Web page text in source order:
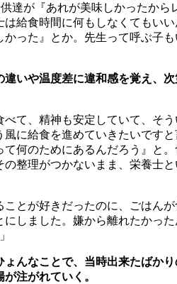
達が『あれが美味しかったから
給食時間に何もしなくてもい
った』とか。先生って呼ぶ子
いや温度差に違和感を覚え、
て、精神も安定していて、そ
に給食を進めていきたいです
何のためにあるんだろう』と
整理がつかないまま、栄養士
とが好きだったのに、ごはん
しました。嫌から離れたかっ
んなことで、当時出来たばか
注がれていく。